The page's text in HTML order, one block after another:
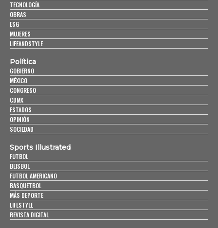
TECNOLOGÍA
OBRAS
ESG
MUJERES
LIFEANDSTYLE
Política
GOBIERNO
MÉXICO
CONGRESO
CDMX
ESTADOS
OPINIÓN
SOCIEDAD
Sports Illustrated
FUTBOL
BEISBOL
FUTBOL AMERICANO
BASQUETBOL
MÁS DEPORTE
LIFESTYLE
REVISTA DIGITAL